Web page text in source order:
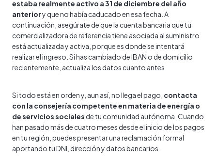
estaba realmente activo a 31 de diciembre del año
anteriory que no había caducado en esa fecha. A
continuación, asegúrate de que la cuenta bancaria que tu
comercializadora de referencia tiene asociada al suministro
está actualizada y activa, porque es donde se intentará
realizar el ingreso. Si has cambiado de IBAN o de domicilio
recientemente, actualiza los datos cuanto antes.
Si todo está en orden y, aun así, no llega el pago, contacta
con la consejería competente en materia de energía o
de servicios sociales de tu comunidad autónoma. Cuando
han pasado más de cuatro meses desde el inicio de los pagos
en tu región, puedes presentar una reclamación formal
aportando tu DNI, dirección y datos bancarios.